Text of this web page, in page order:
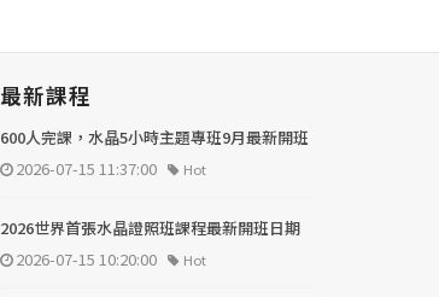
最新課程
600人完課，水晶5小時主題專班9月最新開班
2026-07-15 11:37:00
Hot
2026世界首張水晶證照班課程最新開班日期
2026-07-15 10:20:00
Hot